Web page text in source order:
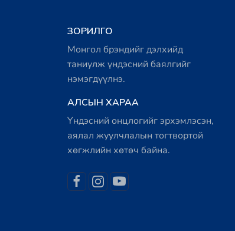
ЗОРИЛГО
Монгол брэндийг дэлхийд
таниулж үндэсний баялгийг
нэмэгдүүлнэ.
АЛСЫН ХАРАА
Үндэсний онцлогийг эрхэмлэсэн,
аялал жуулчлалын тогтвортой
хөгжлийн хөтөч байна.